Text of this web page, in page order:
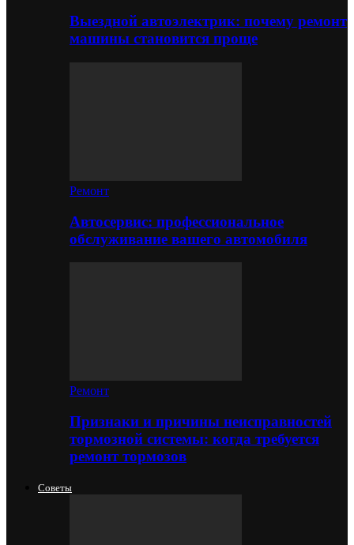
Выездной автоэлектрик: почему ремонт
машины становится проще
Ремонт
Автосервис: профессиональное
обслуживание вашего автомобиля
Ремонт
Признаки и причины неисправностей
тормозной системы: когда требуется
ремонт тормозов
Советы